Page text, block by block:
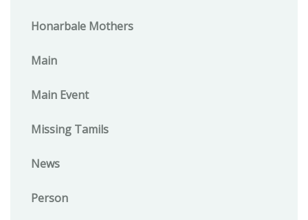
Honarbale Mothers
Main
Main Event
Missing Tamils
News
Person